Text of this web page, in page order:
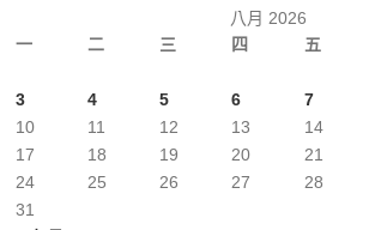
八月 2026
一
二 三 四 五
3
4 5 6 7
10
11 12 13 14
17
18 19 20 21
24
25 26 27 28
31